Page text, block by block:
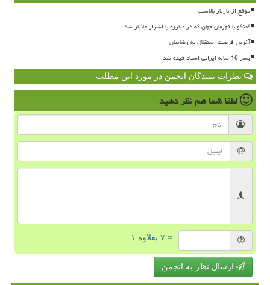
توقع از تارتار بالاست
گفتگو با قهرمان جهان که در مبارزه با اشرار جانباز شد
آخرین فرصت استقلال به رضاییان
پسر 16 ساله ایرانی استاد فیده شد
نظرات بینندگان انجمن در مورد این مطلب
لطفا شما همنظر دهید
= ۷ بعلاوه ۱
ارسال نظر به انجمن